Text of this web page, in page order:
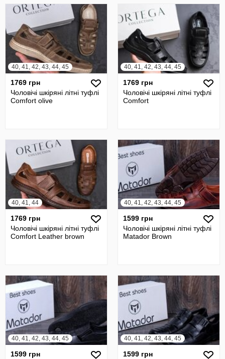
40, 41, 42, 43, 44, 45
1769 грн
Чоловічі шкіряні літні туфлі
Comfort olive
40, 41, 42, 43, 44, 45
1769 грн
Чоловічі шкіряні літні туфлі
Comfort
40, 41, 44
1769 грн
Чоловічі шкіряні літні туфлі
Comfort Leather brown
40, 41, 42, 43, 44, 45
1599 грн
Чоловічі шкіряні літні туфлі
Matador Brown
40, 41, 42, 43, 44, 45
1599 грн
40, 41, 42, 43, 44, 45
1599 грн